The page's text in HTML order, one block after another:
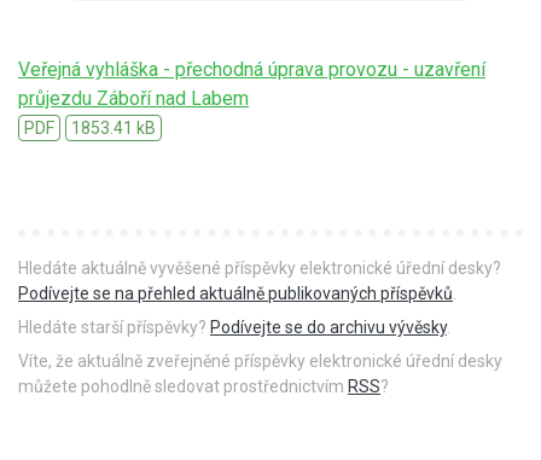
Veřejná vyhláška - přechodná úprava provozu - uzavření
průjezdu Záboří nad Labem
PDF 1853.41 kB
Hledáte aktuálně vyvěšené příspěvky elektronické úřední desky?
Podívejte se na přehled aktuálně publikovaných příspěvků
Hledáte starší příspěvky? Podívejte se do archivu vývěsky.
Víte, že aktuálně zveřejněné příspěvky elektronické úřední desky
můžete pohodlně sledovat prostřednictvím RSS?